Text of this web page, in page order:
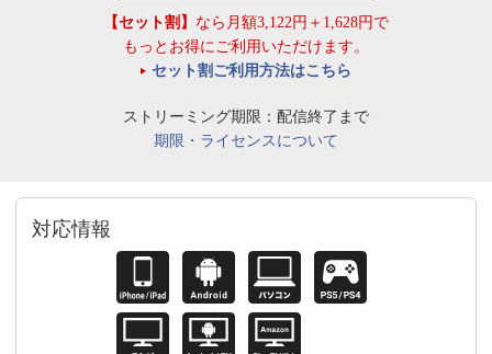
【セット割】 なら月額3,122円＋1,628円で
もっとお得にご利用いただけます。
セット割ご利用方法はこちら
ストリーミング期限：配信終了まで
期限・ライセンスについて
対応情報